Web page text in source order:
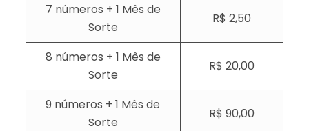
7 números + 1 Mês de
Sorte
R$ 2,50
8 números + 1 Mês de
Sorte
R$ 20,00
9 números + 1 Mês de
Sorte
R$ 90,00